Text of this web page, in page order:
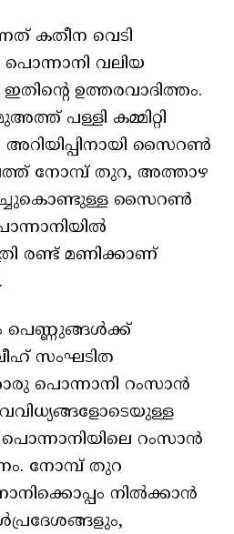
കതീന വെടി
പൊന്നാനി വലിയ
ഉത്തരവാദിത്തം.
പള്ളി കമ്മിറ്റി
സൈറൺ
നോമ്പ് തുറ, അത്താഴ
സൈറൺ
രണ്ട് മണിക്കാണ്
പെണ്ണുങ്ങൾക്ക്
സംഘടിത
പൊന്നാനി റംസാൻ
റംസാൻ
നോമ്പ് തുറ
നില്‍ക്കാന്‍